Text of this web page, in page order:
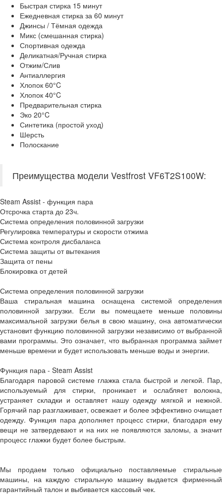
Быстрая стирка 15 минут
Ежедневная стирка за 60 минут
Джинсы / Тёмная одежда
Микс (смешанная стирка)
Спортивная одежда
Деликатная/Ручная стирка
Отжим/Слив
Антиаллергия
Хлопок 60°C
Хлопок 40°C
Предварительная стирка
Эко 20°C
Синтетика (простой уход)
Шерсть
Полоскание
Преимущества модели Vestfrost VF6T2S100W:
Steam Assist - функция пара
Отсрочка старта до 23ч.
Система определения половинной загрузки
Регулировка температуры и скорости отжима
Система контроля дисбаланса
Система защиты от вытекания
Защита от пены
Блокировка от детей
Система определения половинной загрузки
Ваша стиральная машина оснащена системой определения
половинной загрузки. Если вы помещаете меньше половины
максимальной загрузки белья в свою машину, она автоматически
установит функцию половинной загрузки независимо от выбранной
вами программы. Это означает, что выбранная программа займет
меньше времени и будет использовать меньше воды и энергии.
Функция пара - Steam Assist
Благодаря паровой системе глажка стала быстрой и легкой. Пар,
используемый для стирки, проникает и ослабляет волокна,
устраняет складки и оставляет нашу одежду мягкой и нежной.
Горячий пар разглаживает, освежает и более эффективно очищает
одежду. Функция пара дополняет процесс стирки, благодаря ему
вещи не затвердевают и на них не появляются заломы, а значит
процесс глажки будет более быстрым.
Мы продаем только официально поставляемые стиральные
машины, на каждую стиральную машину выдается фирменный
гарантийный талон и выбивается кассовый чек.